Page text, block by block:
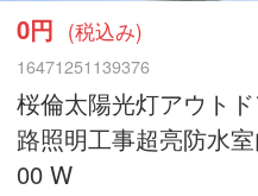
0円 (税込み)
16471251139376
桜倫太陽光灯アウト
路照明工事超亮防水
00 W